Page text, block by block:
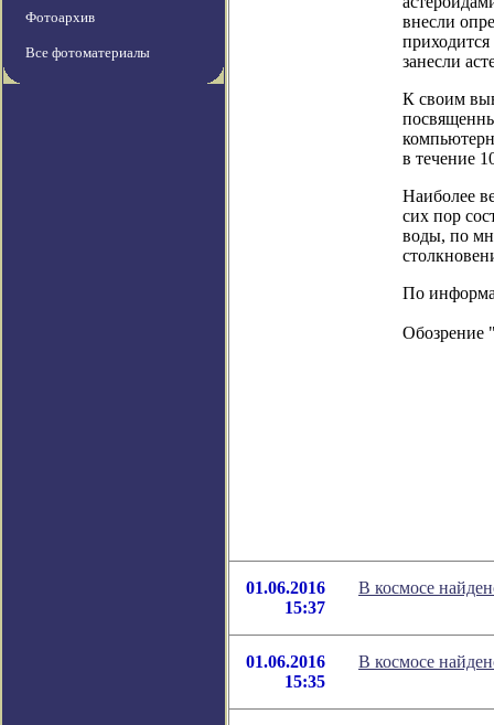
Фотоархив
Все фотоматериалы
внесли
занесли
К своим
в течение
Наиболее
сих пор
воды, по
По
Обозрение
01.06.2016
15:37
В космосе
01.06.2016
15:35
В космосе